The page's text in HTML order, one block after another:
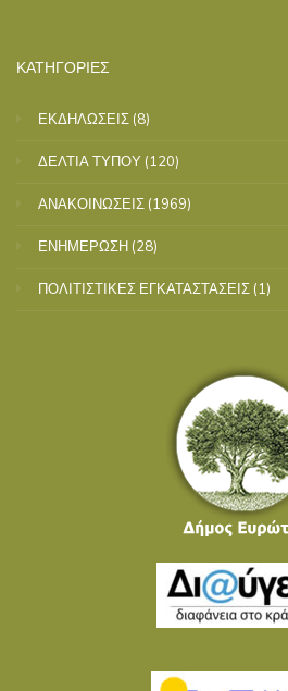
ΚΑΤΗΓΟΡΙΕΣ
ΕΚΔΗΛΩΣΕΙΣ (8)
ΔΕΛΤΙΑ ΤΥΠΟΥ (120)
ΑΝΑΚΟΙΝΩΣΕΙΣ (1969)
ΕΝΗΜΕΡΩΣΗ (28)
ΠΟΛΙΤΙΣΤΙΚΕΣ ΕΓΚΑΤΑΣΤΑΣΕΙΣ (1)